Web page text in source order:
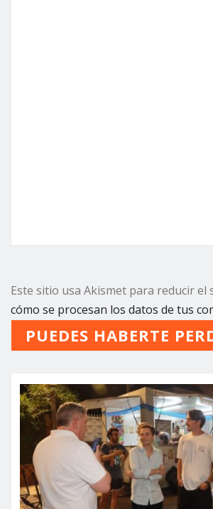
Este sitio usa Akismet para reducir el
cómo se procesan los datos de tus
PUEDES HABERTE